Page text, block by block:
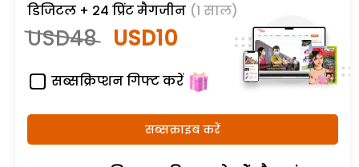
डिजिटल + 24 प्रिंट मैगजीन (1 साल)
USD48 USD10
सब्सक्रिप्शन गिफ्ट करें
सब्सक्राइब करें